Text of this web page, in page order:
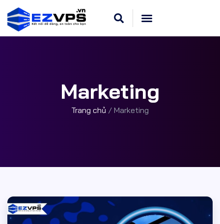
Marketing
Trang chủ / Marketing